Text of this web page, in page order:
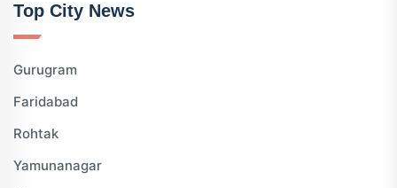
Top City News
Gurugram
Faridabad
Rohtak
Yamunanagar